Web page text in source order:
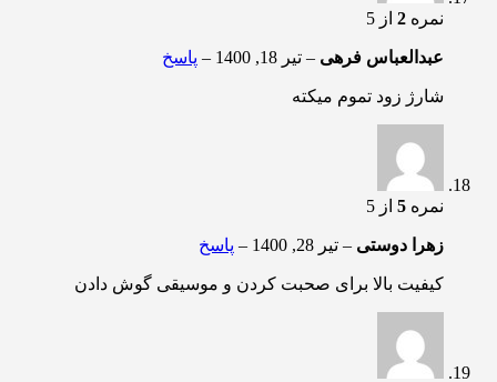
نمره 2 از 5
عبدالعباس فرهی – تیر 18, 1400 – پاسخ
شارژ زود تموم میکته
نمره 5 از 5
زهرا دوستی – تیر 28, 1400 – پاسخ
کیفیت بالا برای صحبت کردن و موسیقی گوش دادن